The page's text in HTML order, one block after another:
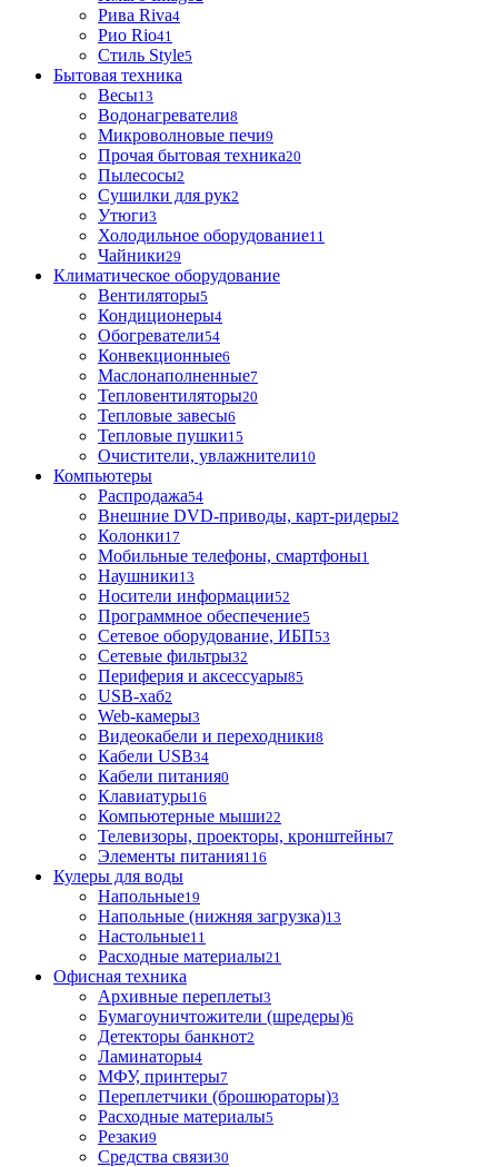
Рива Riva4
Рио Rio41
Стиль Style5
Бытовая техника
Весы13
Водонагреватели8
Микроволновые печи9
Прочая бытовая техника20
Пылесосы2
Сушилки для рук2
Утюги3
Холодильное оборудование11
Чайники29
Климатическое оборудование
Вентиляторы5
Кондиционеры4
Обогреватели54
Конвекционные6
Маслонаполненные7
Тепловентиляторы20
Тепловые завесы6
Тепловые пушки15
Очистители, увлажнители10
Компьютеры
Распродажа54
Внешние DVD-приводы, карт-ридеры2
Колонки17
Мобильные телефоны, смартфоны1
Наушники13
Носители информации52
Программное обеспечение5
Сетевое оборудование, ИБП53
Сетевые фильтры32
Периферия и аксессуары85
USB-хаб2
Web-камеры3
Видеокабели и переходники8
Кабели USB34
Кабели питания0
Клавиатуры16
Компьютерные мыши22
Телевизоры, проекторы, кронштейны7
Элементы питания116
Кулеры для воды
Напольные19
Напольные (нижняя загрузка)13
Настольные11
Расходные материалы21
Офисная техника
Архивные переплеты3
Бумагоуничтожители (шредеры)6
Детекторы банкнот2
Ламинаторы4
МФУ, принтеры7
Переплетчики (брошюраторы)3
Расходные материалы5
Резаки9
Средства связи30